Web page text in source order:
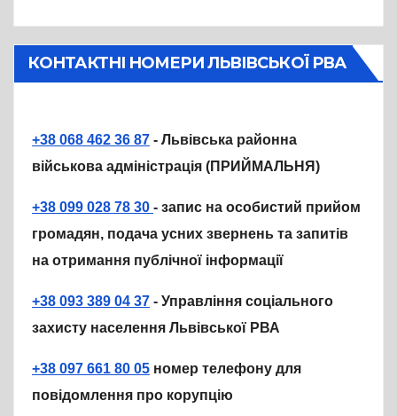
КОНТАКТНІ НОМЕРИ ЛЬВІВСЬКОЇ РВА
+38 068 462 36 87 - Львівська районна
військова адміністрація (ПРИЙМАЛЬНЯ)
+38 099 028 78 30 - запис на особистий прийом
громадян, подача усних звернень та запитів
на отримання публічної інформації
+38 093 389 04 37 - Управління соціального
захисту населення Львівської РВА
+38 097 661 80 05 номер телефону для
повідомлення про корупцію